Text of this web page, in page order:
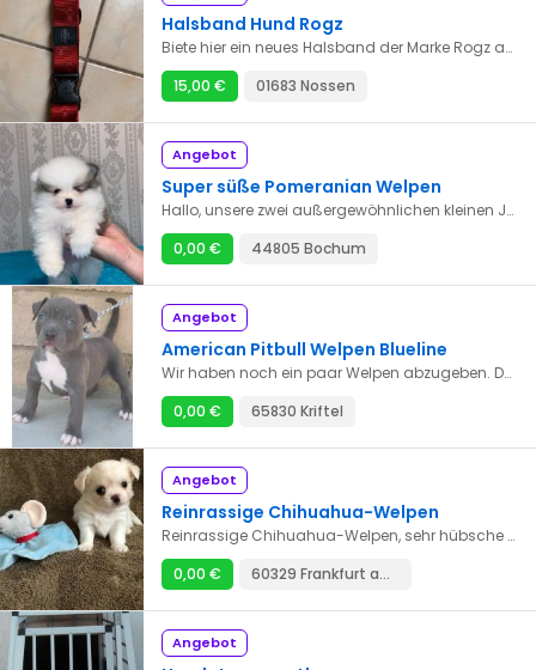
Halsband Hund Rogz
Biete hier ein neues Halsband der Marke Rogz an ( mit Preisschild) Versand möglich Gr XXL
15,00 €
01683 Nossen
Angebot
Super süße Pomeranian Welpen
Hallo, unsere zwei außergewöhnlichen kleinen Jungen und ein Mädchen Nina und Randy suchen ein wunderbares neues Zuhause! Du hast eine wunderschöne, die beiden Süßen sind verspielt und kinderlieb! Sie haben auch einen Heimtierpass und einen tollen Stammbaum! Sie sind ärztlich untersucht und gesund. Sie wurden gechipt und geimpft. Sie wurden auch zweimal entwurmt. Die beiden Kleinen und wir freuen uns darauf, Sie kennenzulernen und Ihnen viel Freude mit dem Welpen zu bereiten!! chriselda770@gmail.com
0,00 €
44805 Bochum
Angebot
American Pitbull Welpen Blueline
Wir haben noch ein paar Welpen abzugeben. Du bist jetzt fast 11 Wochen alt und bereit zur Abgabe. Unsere wunderbaren Welpen haben unser Leben bereichert. Alle sind fit und bester Gesundheit. Sie sind entwurmt, gechipt und geimpft. Bei der Lieferung erhalten Sie einen EU-Pass, Halsband + Leine, eine Decke, die nach Mama riecht und Essen für die ersten Tage zum Bewegen. Sie wachsen in einer Familie mit Kindern auf und lernen auch Katzen kennen. Sie werden bestens sozialisiert und an alles im Alltag gewöhnt, vom Autofahren über Staubsaugen, Bahn- und Busfahren bis hin zum Kennenlernen der Innenstadt. Es sind noch Männchen und Weibchen zu haben. kontaktieren sie uns bei ernsthaftem interesse. Es muss eine Anzahlung geleistet werden. Die Restzahlung wird bei Abholung bar bezahlt. Die Anzahlung wird zurückerstattet, wenn der Kauf storniert wird !!! Senden Sie uns eine E-Mail für weitere Informationen. chriselda770@gmail.com
0,00 €
65830 Kriftel
Angebot
Reinrassige Chihuahua-Welpen
Reinrassige Chihuahua-Welpen, sehr hübsche Chihuahuas in Farben, die nicht jeder an der Leine führt. Rüden und Hündinnen vom Züchter mit langjähriger Zucht- und Ausstellungserfahrung, die mit Impfungen und Papieren befreundet sind. Die Kleine ist geimpft, entwurmt und gechipt und hat auch einen blauen EU-Pass. Kontaktieren Sie uns für weitere Informationen
0,00 €
60329 Frankfurt am Main
Angebot